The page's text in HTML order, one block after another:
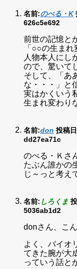
名前:のべる・K
626c5e692
前世の記憶と
「○○の生ま
人物本人にし
ので、驚いて
そして、「あ
な・・・」と
実はかくいう
生まれ変わり
名前:don 投稿
dd27ea71c
のべる・Ｋさ
たぶん誰かの
じ～っと考え
名前: しろくま
5036ab1d2
donさん、こ
よく、バイオ
てきた腕が大
っていう話と